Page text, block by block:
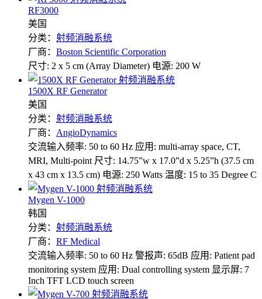
RF3000
美国
分类： 射频消融系统
厂商： Boston Scientific Corporation
尺寸: 2 x 5 cm (Array Diameter) 电源: 200 W
1500X RF Generator
美国
分类： 射频消融系统
厂商： AngioDynamics
交流输入频率: 50 to 60 Hz 应用: multi-array space, CT,
MRI, Multi-point 尺寸: 14.75”w x 17.0”d x 5.25”h (37.5 cm
x 43 cm x 13.5 cm) 电源: 250 Watts 温度: 15 to 35 Degree C
Mygen V-1000
韩国
分类： 射频消融系统
厂商： RF Medical
交流输入频率: 50 to 60 Hz 警报声: 65dB 应用: Patient pad
monitoring system 应用: Dual controlling system 显示屏: 7
Inch TFT LCD touch screen